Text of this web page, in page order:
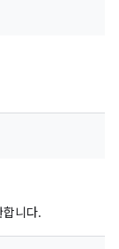
니다.